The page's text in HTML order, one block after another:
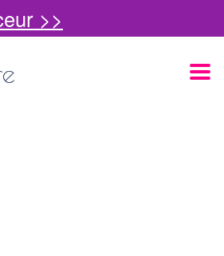
>>